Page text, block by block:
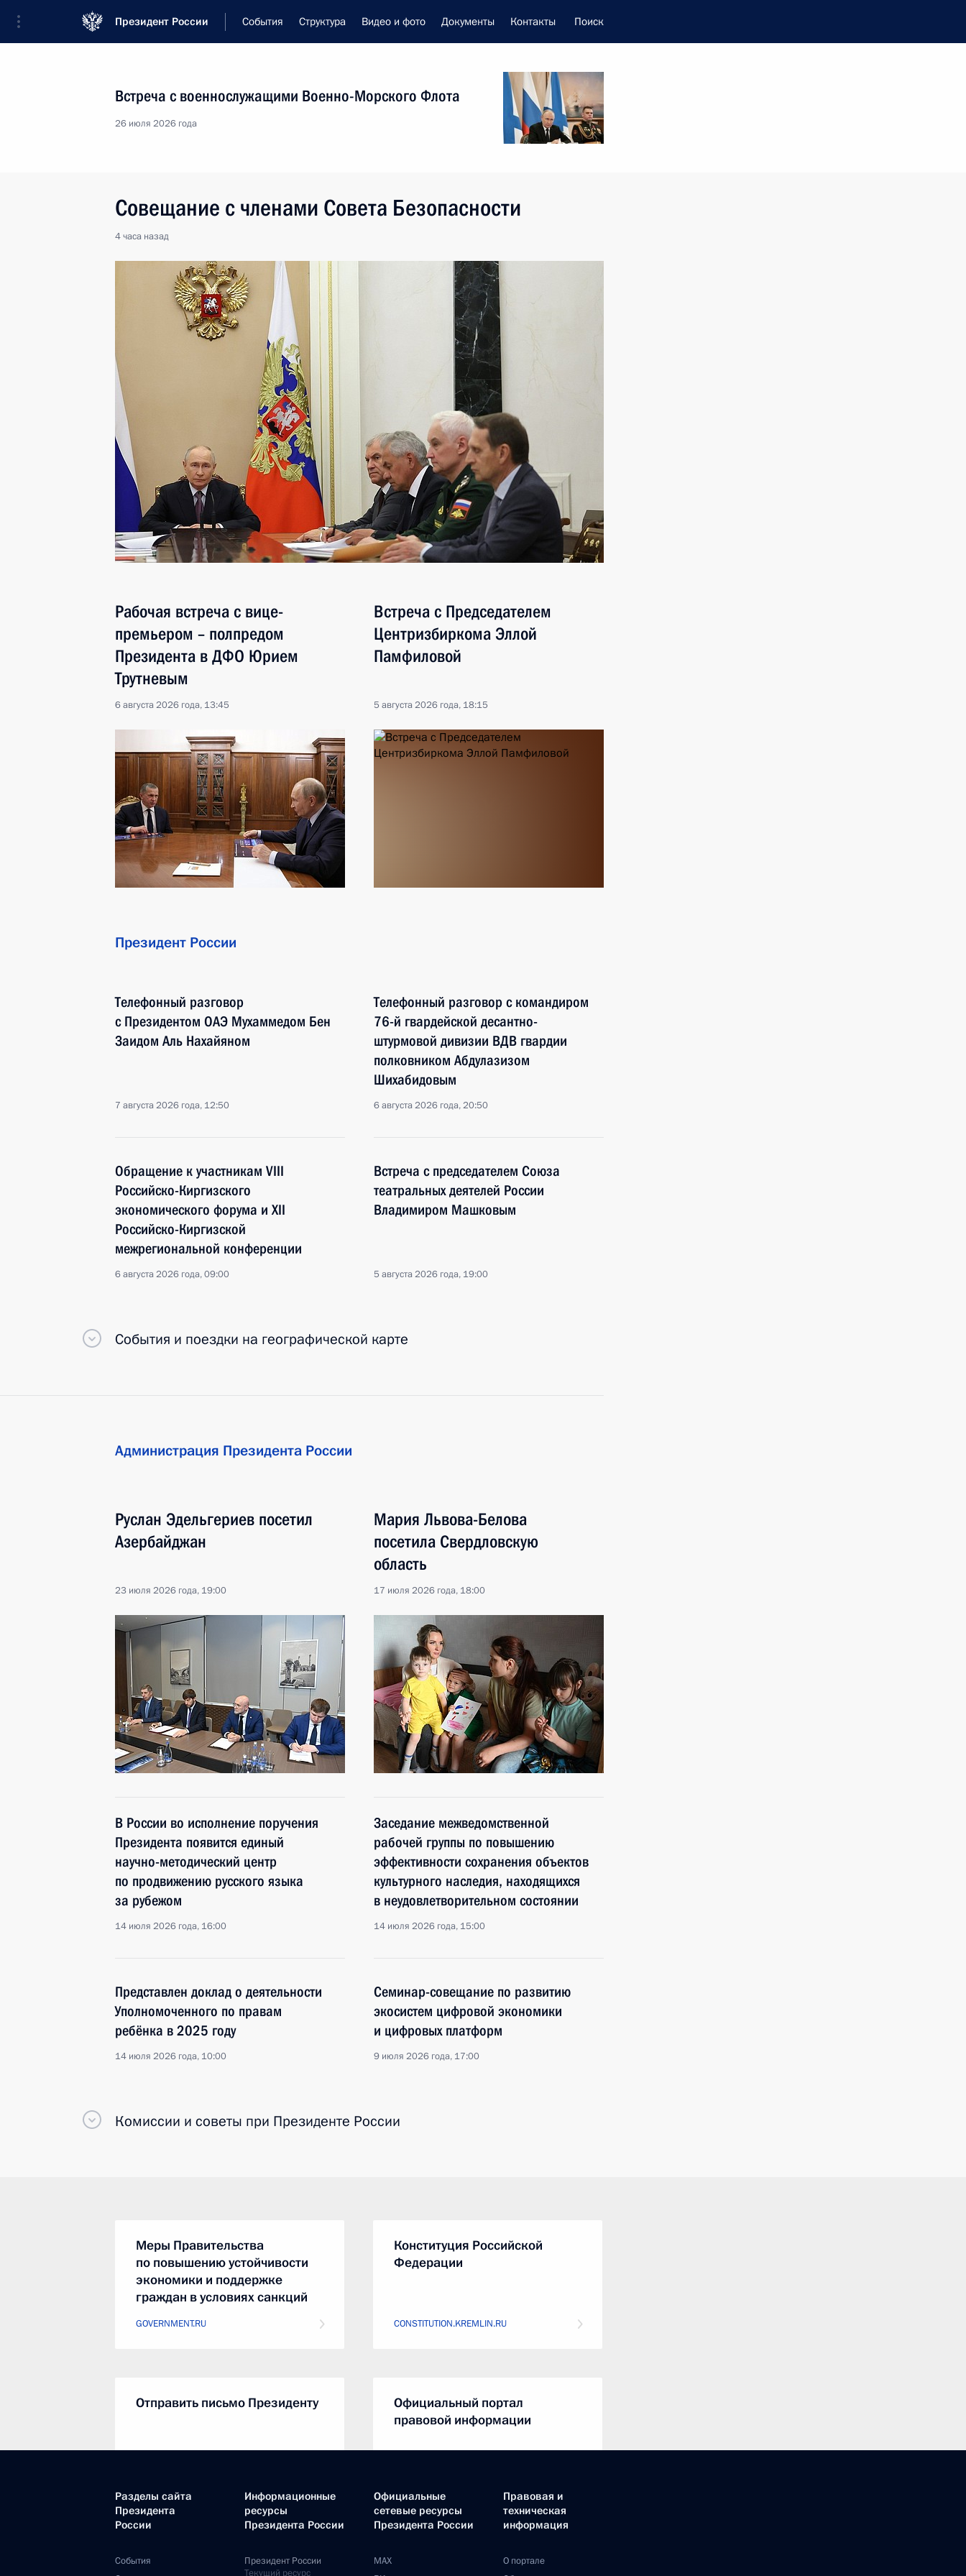
Президент России События Структура Видео и фото Документы Контакты Поиск
Встреча с военнослужащими Военно-Морского Флота
26 июля 2026 года
Совещание с членами Совета Безопасности
4 часа назад
Рабочая встреча с вице-
премьером – полпредом
Президента в ДФО Юрием
Трутневым
6 августа 2026 года, 13:45
Встреча с Председателем
Центризбиркома Эллой
Памфиловой
5 августа 2026 года, 18:15
Президент России
Телефонный разговор
с Президентом ОАЭ Мухаммедом Бен
Заидом Аль Нахайяном
7 августа 2026 года, 12:50
Телефонный разговор с командиром
76-й гвардейской десантно-
штурмовой дивизии ВДВ гвардии
полковником Абдулазизом
Шихабидовым
6 августа 2026 года, 20:50
Обращение к участникам VIII
Российско-Киргизского
экономического форума и XII
Российско-Киргизской
межрегиональной конференции
6 августа 2026 года, 09:00
Встреча с председателем Союза
театральных деятелей России
Владимиром Машковым
5 августа 2026 года, 19:00
События и поездки на географической карте
Администрация Президента России
Руслан Эдельгериев посетил
Азербайджан
23 июля 2026 года, 19:00
Мария Львова-Белова
посетила Свердловскую
область
17 июля 2026 года, 18:00
В России во исполнение поручения
Президента появится единый
научно-методический центр
по продвижению русского языка
за рубежом
14 июля 2026 года, 16:00
Заседание межведомственной
рабочей группы по повышению
эффективности сохранения объектов
культурного наследия, находящихся
в неудовлетворительном состоянии
14 июля 2026 года, 15:00
Представлен доклад о деятельности
Уполномоченного по правам
ребёнка в 2025 году
14 июля 2026 года, 10:00
Семинар-совещание по развитию
экосистем цифровой экономики
и цифровых платформ
9 июля 2026 года, 17:00
Комиссии и советы при Президенте России
Меры Правительства
по повышению устойчивости
экономики и поддержке
граждан в условиях санкций
GOVERNMENT.RU
Конституция Российской
Федерации
CONSTITUTION.KREMLIN.RU
Отправить письмо Президенту
Официальный портал
правовой информации
Правительство Российской
Разделы сайта
Президента
России
События
Информационные
ресурсы
Президента России
Президент России
Текущий ресурс
Официальные
сетевые ресурсы
Президента России
MAX
Правовая и
техническая
информация
О портале